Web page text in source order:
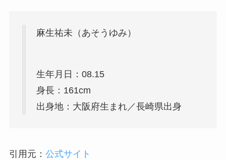
麻生祐未（あそうゆみ）
生年月日：08.15
身長：161cm
出身地：大阪府生まれ／長崎県出身
引用元： 公式サイト